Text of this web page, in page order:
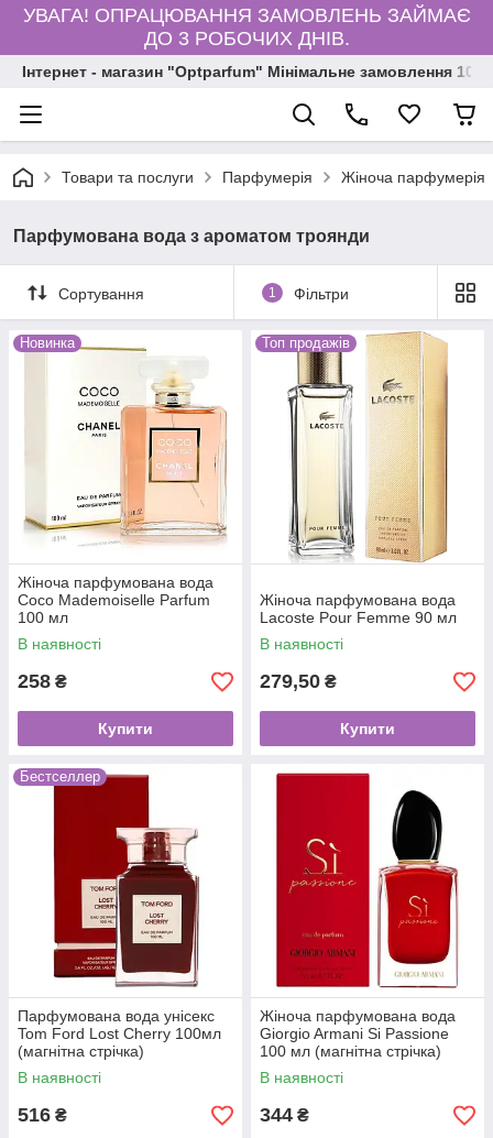
УВАГА! ОПРАЦЮВАННЯ ЗАМОВЛЕНЬ ЗАЙМАЄ
ДО 3 РОБОЧИХ ДНІВ.
Інтернет - магазин "Optparfum" Мінімальне замовлення
Товари та послуги Парфумерія Жіноча парфумерія
Парфумована вода з ароматом троянди
Сортування 1 Фільтри
Новинка
Жіноча парфумована вода
Coco Mademoiselle Parfum
100 мл
В наявності
258 ₴
Купити
Топ продажів
Жіноча парфумована вода
Lacoste Pour Femme 90 мл
В наявності
279,50 ₴
Купити
Бестселлер
Парфумована вода унісекс
Tom Ford Lost Cherry 100мл
(магнітна стрічка)
В наявності
516 ₴
Жіноча парфумована вода
Giorgio Armani Si Passione
100 мл (магнітна стрічка)
В наявності
344 ₴